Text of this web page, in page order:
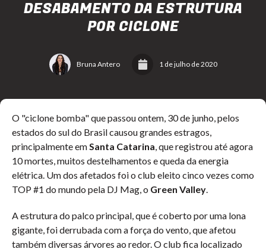
DESABAMENTO DA ESTRUTURA
POR CICLONE
Bruna Antero 1 de julho de 2020
O "ciclone bomba" que passou ontem, 30 de junho, pelos
estados do sul do Brasil causou grandes estragos,
principalmente emSanta Catarina, que registrou até agora
10 mortes, muitos destelhamentos e queda da energia
elétrica. Um dos afetados foi o club eleito cinco vezes como
TOP #1 do mundo pela DJ Mag, o Green Valley.
A estrutura do palco principal, que é coberto por uma lona
gigante, foi derrubada com a força do vento, que afetou
também diversas árvores ao redor. O club fica localizado